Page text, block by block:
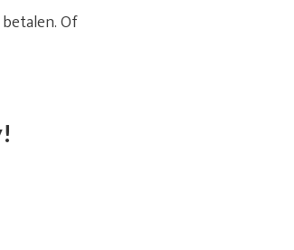
Of